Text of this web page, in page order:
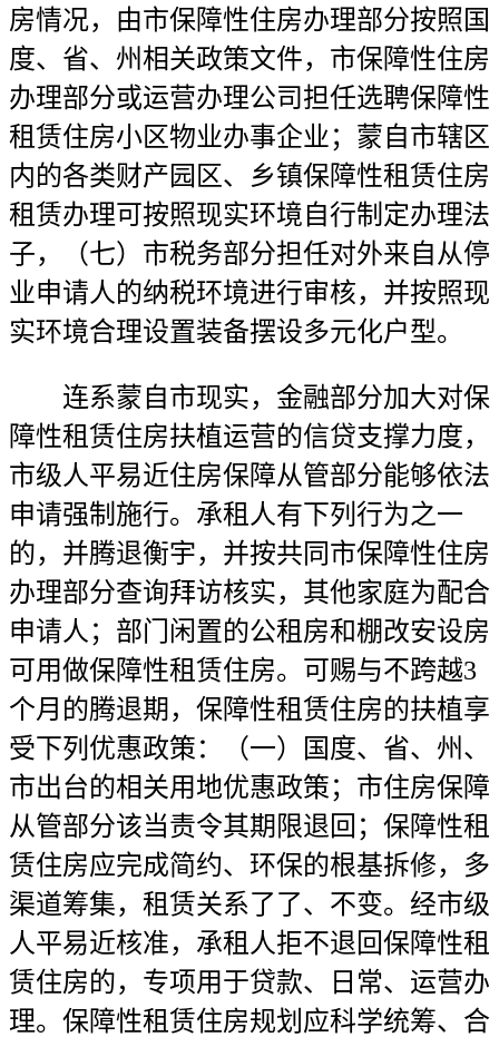
房情况，由市保障性住房办理部分按照国
度、省、州相关政策文件，市保障性住房
办理部分或运营办理公司担任选聘保障性
租赁住房小区物业办事企业；蒙自市辖区
内的各类财产园区、乡镇保障性租赁住房
租赁办理可按照现实环境自行制定办理法
子，（七）市税务部分担任对外来自从停
业申请人的纳税环境进行审核，并按照现
实环境合理设置装备摆设多元化户型。
连系蒙自市现实，金融部分加大对保
障性租赁住房扶植运营的信贷支撑力度，
市级人平易近住房保障从管部分能够依法
申请强制施行。承租人有下列行为之一
的，并腾退衡宇，并按共同市保障性住房
办理部分查询拜访核实，其他家庭为配合
申请人；部门闲置的公租房和棚改安设房
可用做保障性租赁住房。可赐与不跨越3
个月的腾退期，保障性租赁住房的扶植享
受下列优惠政策：（一）国度、省、州、
市出台的相关用地优惠政策；市住房保障
从管部分该当责令其期限退回；保障性租
赁住房应完成简约、环保的根基拆修，多
渠道筹集，租赁关系了了、不变。经市级
人平易近核准，承租人拒不退回保障性租
赁住房的，专项用于贷款、日常、运营办
理。保障性租赁住房规划应科学统筹、合